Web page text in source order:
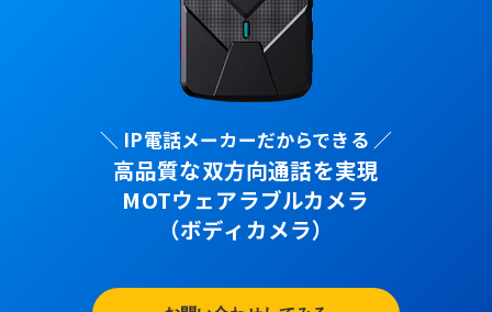
＼ IP電話メーカーだからできる ／
高品質な双方向通話を実現
MOTウェアラブルカメラ
（ボディカメラ）